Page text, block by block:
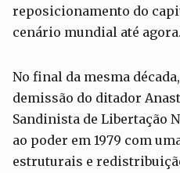
reposicionamento do
cenário mundial até agora.
No final da mesma
demissão do ditador
Sandinista de Libertação
ao poder em 1979 com
estruturais e